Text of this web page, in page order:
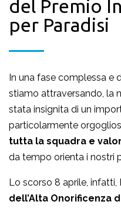
del Premio
per Paradisi
In una fase complessa e
stiamo attraversando, la
stata insignita di un
particolarmente
tutta la squadra e
da tempo orienta i nostri
Lo scorso 8 aprile, infatti,
dell’Alta Onorificenza